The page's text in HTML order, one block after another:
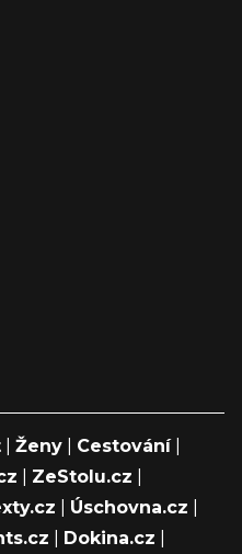
Ženy Cestování|
ZeStolu.cz
Úschovna.cz
Dokina.cz